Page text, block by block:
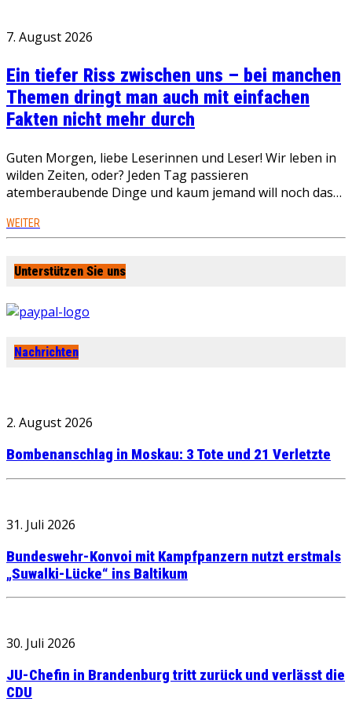
7. August 2026
Ein tiefer Riss zwischen uns – bei manchen
Themen dringt man auch mit einfachen
Fakten nicht mehr durch
Guten Morgen, liebe Leserinnen und Leser! Wir leben in
wilden Zeiten, oder? Jeden Tag passieren
atemberaubende Dinge und kaum jemand will noch das…
WEITER
Unterstützen Sie uns
Nachrichten
2. August 2026
Bombenanschlag in Moskau: 3 Tote und 21 Verletzte
31. Juli 2026
Bundeswehr-Konvoi mit Kampfpanzern nutzt erstmals
„Suwalki-Lücke“ ins Baltikum
30. Juli 2026
JU-Chefin in Brandenburg tritt zurück und verlässt die
CDU